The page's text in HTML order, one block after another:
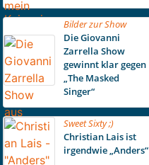
Bilder zur Show
Die Giovanni
Zarrella Show
gewinnt klar gegen
„The Masked
Singer“
Sweet Sixty ;)
Christian Lais ist
irgendwie „Anders“